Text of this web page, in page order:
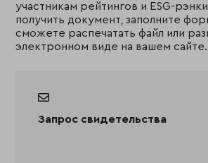
участникам рейтингов и ESG-
получить документ, заполните
сможете распечатать файл или
электронном виде на вашем сайте.
Запрос свидетельства